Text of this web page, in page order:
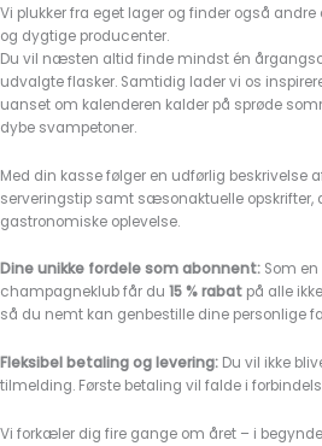
Vi plukker fra eget lager og finder også
og dygtige producenter.
Du vil næsten altid finde mindst én
udvalgte flasker. Samtidig lader vi os
uanset om kalenderen kalder på sprøde
dybe svampetoner.
Med din kasse følger en udførlig beskrivelse
serveringstip samt sæsonaktuelle opskrifter,
gastronomiske oplevelse.
Dine unikke fordele som abonnent: Som
champagneklub får du 15 % rabat på alle
så du nemt kan genbestille dine personlige
Fleksibel betaling og levering: Du vil ikke
tilmelding. Første betaling vil falde i
Vi forkæler dig fire gange om året – i